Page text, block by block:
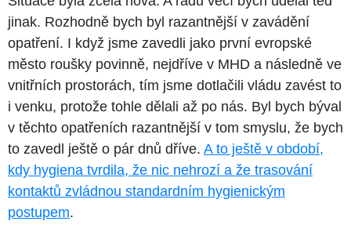
jinak. Rozhodně bych byl razantnější v zavádění
opatření. I když jsme zavedli jako první evropské
město roušky povinně, nejdříve v MHD a následně ve
vnitřních prostorách, tím jsme dotlačili vládu zavést to
i venku, protože tohle dělali až po nás. Byl bych býval
v těchto opatřeních razantnější v tom smyslu, že bych
to zavedl ještě o pár dnů dříve. A to ještě v období,
kdy hygiena tvrdila, že nic nehrozí a že trasování
kontaktů zvládnou standardním hygienickým
postupem.